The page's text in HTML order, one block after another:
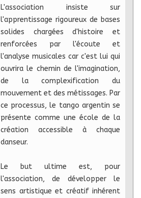
L'association insiste sur
l'apprentissage rigoureux de bases
solides chargées d'histoire et
renforcées par l'écoute et
l'analyse musicales car c'est lui qui
ouvrira le chemin de l'imagination,
de la complexification du
mouvement et des métissages. Par
ce processus, le tango argentin se
présente comme une école de la
création accessible à chaque
danseur.
Le but ultime est, pour
l'association, de développer le
sens artistique et créatif inhérent